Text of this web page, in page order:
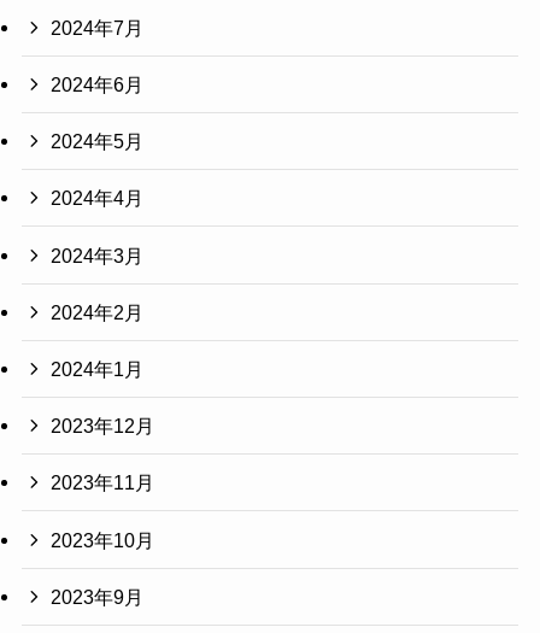
2024年7月
2024年6月
2024年5月
2024年4月
2024年3月
2024年2月
2024年1月
2023年12月
2023年11月
2023年10月
2023年9月